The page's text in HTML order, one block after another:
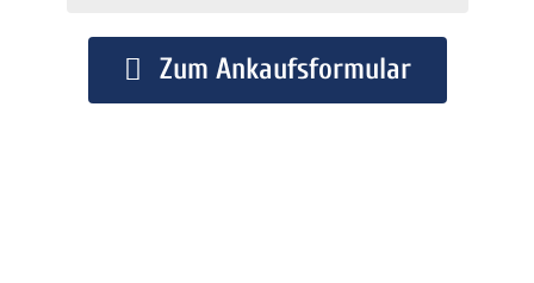
Zum Ankaufsformular